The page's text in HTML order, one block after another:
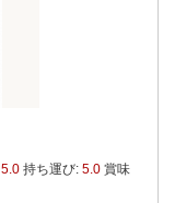
5.0 持ち運び: 5.0 賞味